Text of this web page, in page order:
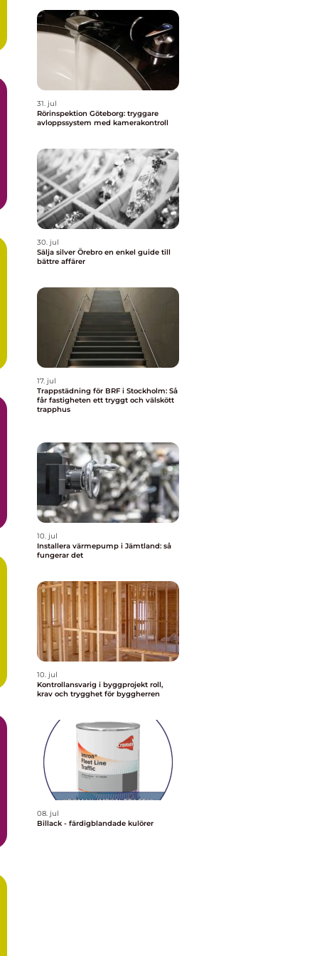
31. jul
Rörinspektion Göteborg: tryggare
avloppssystem med kamerakontroll
30. jul
Sälja silver Örebro en enkel guide till
bättre affärer
17. jul
Trappstädning för BRF i Stockholm: Så
får fastigheten ett tryggt och välskött
trapphus
10. jul
Installera värmepump i Jämtland: så
fungerar det
10. jul
Kontrollansvarig i byggprojekt roll,
krav och trygghet för byggherren
08. jul
Billack - färdigblandade kulörer